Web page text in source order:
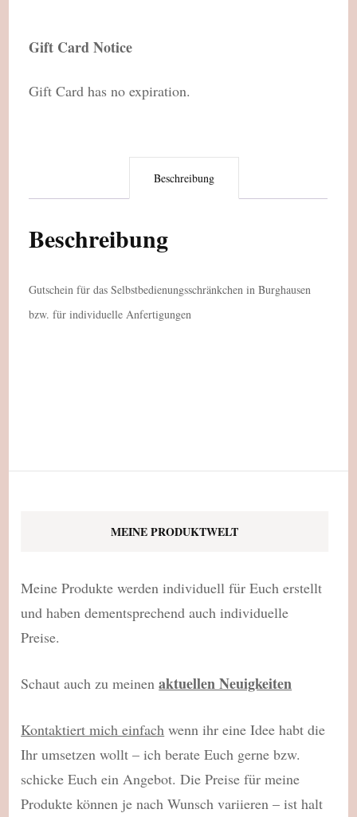
Gift Card Notice
Gift Card has no expiration.
Beschreibung
Beschreibung
Gutschein für das Selbstbedienungsschränkchen in Burghausen
bzw. für individuelle Anfertigungen
MEINE PRODUKTWELT
Meine Produkte werden individuell für Euch erstellt
und haben dementsprechend auch individuelle
Preise.
Schaut auch zu meinen aktuellen Neuigkeiten
Kontaktiert mich einfach wenn ihr eine Idee habt die
Ihr umsetzen wollt – ich berate Euch gerne bzw.
schicke Euch ein Angebot. Die Preise für meine
Produkte können je nach Wunsch variieren – ist halt